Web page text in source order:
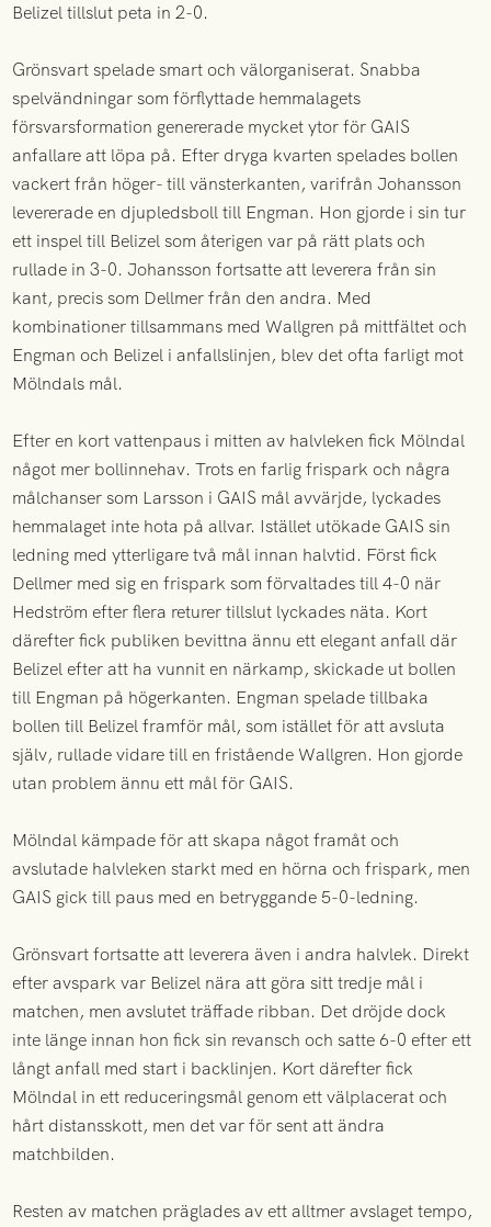
Belizel tillslut peta in 2-0.
Grönsvart spelade smart och välorganiserat. Snabba
spelvändningar som förflyttade hemmalagets
försvarsformation genererade mycket ytor för GAIS
anfallare att löpa på. Efter dryga kvarten spelades bollen
vackert från höger- till vänsterkanten, varifrån Johansson
levererade en djupledsboll till Engman. Hon gjorde i sin tur
ett inspel till Belizel som återigen var på rätt plats och
rullade in 3-0. Johansson fortsatte att leverera från sin
kant, precis som Dellmer från den andra. Med
kombinationer tillsammans med Wallgren på mittfältet och
Engman och Belizel i anfallslinjen, blev det ofta farligt mot
Mölndals mål.
Efter en kort vattenpaus i mitten av halvleken fick Mölndal
något mer bollinnehav. Trots en farlig frispark och några
målchanser som Larsson i GAIS mål avvärjde, lyckades
hemmalaget inte hota på allvar. Istället utökade GAIS sin
ledning med ytterligare två mål innan halvtid. Först fick
Dellmer med sig en frispark som förvaltades till 4-0 när
Hedström efter flera returer tillslut lyckades näta. Kort
därefter fick publiken bevittna ännu ett elegant anfall där
Belizel efter att ha vunnit en närkamp, skickade ut bollen
till Engman på högerkanten. Engman spelade tillbaka
bollen till Belizel framför mål, som istället för att avsluta
själv, rullade vidare till en fristående Wallgren. Hon gjorde
utan problem ännu ett mål för GAIS.
Mölndal kämpade för att skapa något framåt och
avslutade halvleken starkt med en hörna och frispark, men
GAIS gick till paus med en betryggande 5-0-ledning.
Grönsvart fortsatte att leverera även i andra halvlek. Direkt
efter avspark var Belizel nära att göra sitt tredje mål i
matchen, men avslutet träffade ribban. Det dröjde dock
inte länge innan hon fick sin revansch och satte 6-0 efter ett
långt anfall med start i backlinjen. Kort därefter fick
Mölndal in ett reduceringsmål genom ett välplacerat och
hårt distansskott, men det var för sent att ändra
matchbilden.
Resten av matchen präglades av ett alltmer avslaget tempo,